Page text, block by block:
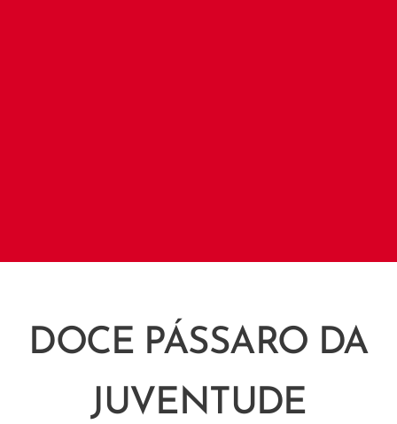
DOCE PÁSSARO DA
JUVENTUDE